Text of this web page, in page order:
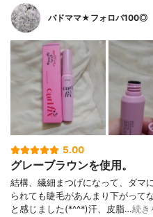
バドママ★フォロバ100◎
5.00
グレーブラウンを使用。
結構、繊細まつげになって、ダマ
られても睫毛があんまり下がって
と感じました(*^^*)汗、皮脂…続き